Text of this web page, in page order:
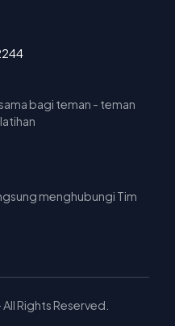
bagi teman - teman
menghubungi Tim
All Rights Reserved.